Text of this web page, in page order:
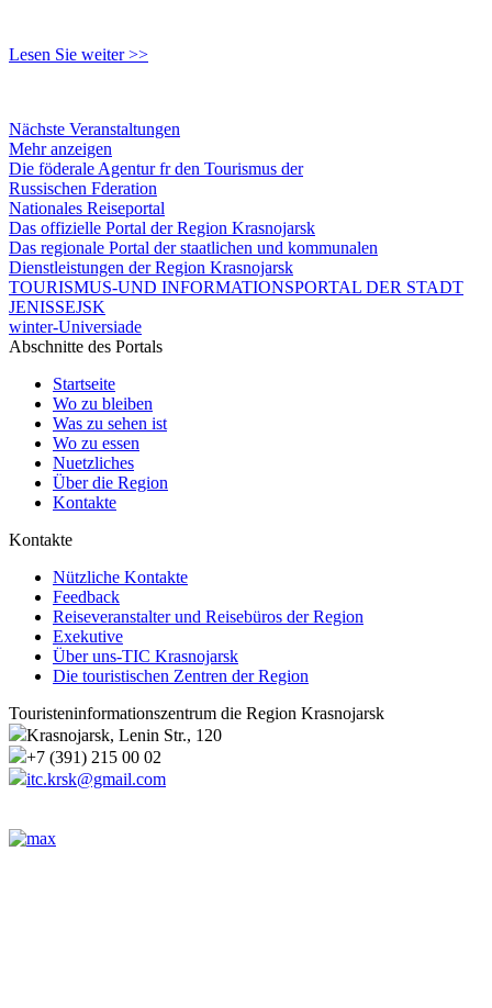
Lesen Sie weiter >>
Nächste Veranstaltungen
Mehr anzeigen
Die föderale Agentur fr den Tourismus der
Russischen Fderation
Nationales Reiseportal
Das offizielle Portal der Region Krasnojarsk
Das regionale Portal der staatlichen und kommunalen
Dienstleistungen der Region Krasnojarsk
TOURISMUS-UND INFORMATIONSPORTAL DER STADT
JENISSEJSK
winter-Universiade
Abschnitte des Portals
Startseite
Wo zu bleiben
Was zu sehen ist
Wo zu essen
Nuetzliches
Über die Region
Kontakte
Kontakte
Nützliche Kontakte
Feedback
Reiseveranstalter und Reisebüros der Region
Exekutive
Über uns-TIC Krasnojarsk
Die touristischen Zentren der Region
Touristeninformationszentrum die Region Krasnojarsk
Krasnojarsk, Lenin Str., 120
+7 (391) 215 00 02
itc.krsk@gmail.com